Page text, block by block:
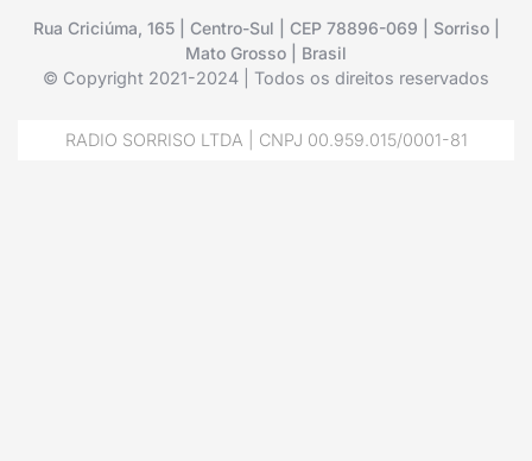
Rua Criciúma, 165 | Centro-Sul | CEP 78896-069 | Sorriso |
Mato Grosso | Brasil
© Copyright 2021-2024 | Todos os direitos reservados
RADIO SORRISO LTDA | CNPJ 00.959.015/0001-81